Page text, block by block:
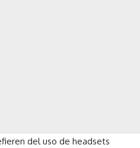
del uso de headsets